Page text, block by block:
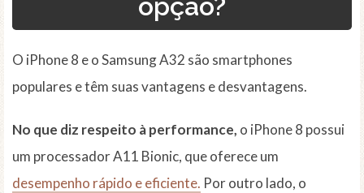
opção?
O iPhone 8 e o Samsung A32 são smartphones
populares e têm suas vantagens e desvantagens.
No que diz respeito à performance, o iPhone 8 possui
um processador A11 Bionic, que oferece um
desempenho rápido e eficiente. Por outro lado, o